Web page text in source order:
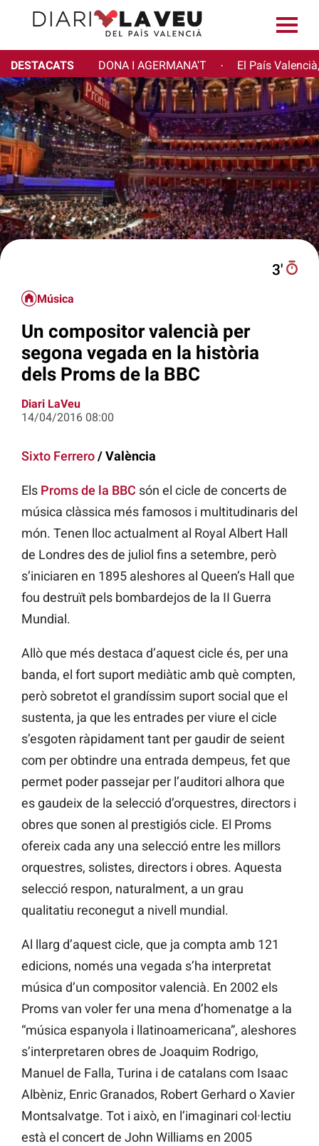
DESTACATS DONA I AGERMANA'T · El País
3′
Música
Un compositor valencià per
segona vegada en la història
dels Proms de la BBC
Diari LaVeu
14/04/2016 08:00
Sixto Ferrero/ València
Els Proms de la BBC són el cicle de concerts de
música clàssica més famosos i multitudinaris del
món. Tenen lloc actualment al Royal Albert Hall
de Londres des de juliol fins a setembre, però
s’iniciaren en 1895 aleshores al Queen’s Hall que
fou destruït pels bombardejos de la II Guerra
Mundial.
Allò que més destaca d’aquest cicle és, per una
banda, el fort suport mediàtic amb què compten,
però sobretot el grandíssim suport social que el
sustenta, ja que les entrades per viure el cicle
s’esgoten ràpidament tant per gaudir de seient
com per obtindre una entrada dempeus, fet que
permet poder passejar per l’auditori alhora que
es gaudeix de la selecció d’orquestres, directors i
obres que sonen al prestigiós cicle. El Proms
ofereix cada any una selecció entre les millors
orquestres, solistes, directors i obres. Aquesta
selecció respon, naturalment, a un grau
qualitatiu reconegut a nivell mundial.
Al llarg d’aquest cicle, que ja compta amb 121
edicions, només una vegada s’ha interpretat
música d’un compositor valencià. En 2002 els
Proms van voler fer una mena d’homenatge a la
“música espanyola i llatinoamericana”, aleshores
s’interpretaren obres de Joaquim Rodrigo,
Manuel de Falla, Turina i de catalans com Isaac
Albèniz, Enric Granados, Robert Gerhard o Xavier
Montsalvatge. Tot i això, en l’imaginari col·lectiu
està el concert de John Williams en 2005